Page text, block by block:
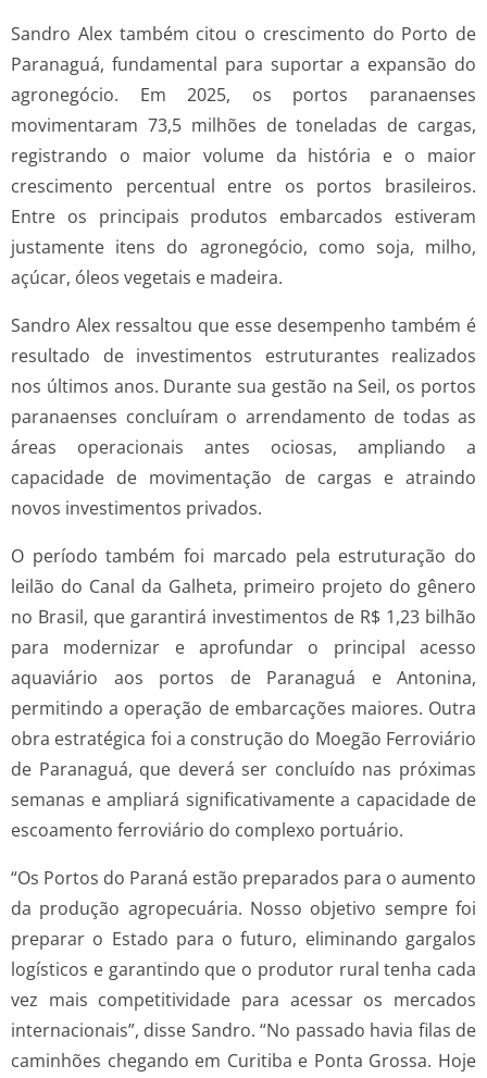
Sandro Alex também citou o crescimento do Porto de
Paranaguá, fundamental para suportar a expansão do
agronegócio. Em 2025, os portos paranaenses
movimentaram 73,5 milhões de toneladas de cargas,
registrando o maior volume da história e o maior
crescimento percentual entre os portos brasileiros.
Entre os principais produtos embarcados estiveram
justamente itens do agronegócio, como soja, milho,
açúcar, óleos vegetais e madeira.
Sandro Alex ressaltou que esse desempenho também é
resultado de investimentos estruturantes realizados
nos últimos anos. Durante sua gestão na Seil, os portos
paranaenses concluíram o arrendamento de todas as
áreas operacionais antes ociosas, ampliando a
capacidade de movimentação de cargas e atraindo
novos investimentos privados.
O período também foi marcado pela estruturação do
leilão do Canal da Galheta, primeiro projeto do gênero
no Brasil, que garantirá investimentos de R$ 1,23 bilhão
para modernizar e aprofundar o principal acesso
aquaviário aos portos de Paranaguá e Antonina,
permitindo a operação de embarcações maiores. Outra
obra estratégica foi a construção do Moegão Ferroviário
de Paranaguá, que deverá ser concluído nas próximas
semanas e ampliará significativamente a capacidade de
escoamento ferroviário do complexo portuário.
“Os Portos do Paraná estão preparados para o aumento
da produção agropecuária. Nosso objetivo sempre foi
preparar o Estado para o futuro, eliminando gargalos
logísticos e garantindo que o produtor rural tenha cada
vez mais competitividade para acessar os mercados
internacionais”, disse Sandro. “No passado havia filas de
caminhões chegando em Curitiba e Ponta Grossa. Hoje